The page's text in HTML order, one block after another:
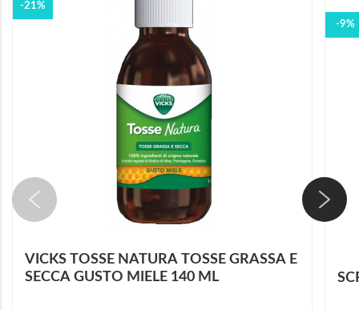
-21%
VICKS TOSSE NATURA TOSSE GRASSA E
SECCA GUSTO MIELE 140 ML
-9%